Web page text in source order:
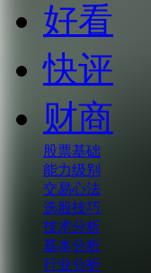
好看
快评
财商
股票基础
能力级别
交易心法
选股技巧
技术分析
基本分析
行业分析